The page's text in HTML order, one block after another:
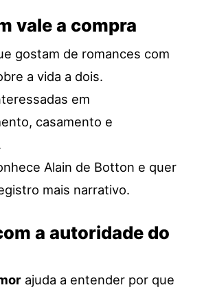
vale a compra
gostam de romances com
a vida a dois.
em
casamento e
Alain de Botton e quer
mais narrativo.
a autoridade do
ajuda a entender por que